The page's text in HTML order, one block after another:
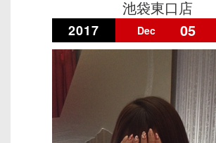
池袋東口店
2017 Dec 05